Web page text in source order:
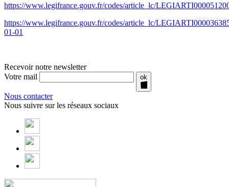
https://www.legifrance.gouv.fr/codes/article_lc/
https://www.legifrance.gouv.fr/codes/article_lc/
01-01
Recevoir notre newsletter
Votre mail
ok
Nous contacter
Nous suivre sur les réseaux sociaux